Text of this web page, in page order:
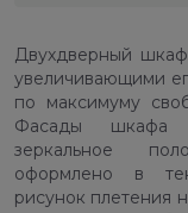
Двухдверный
увеличивающими
по максимуму
Фасады шкафа
зеркальное
оформлено в
рисунок плетения